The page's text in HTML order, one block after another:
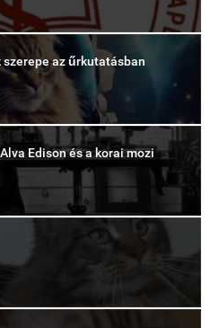
szerepe az űrkutatásban
Edison és a korai mozi